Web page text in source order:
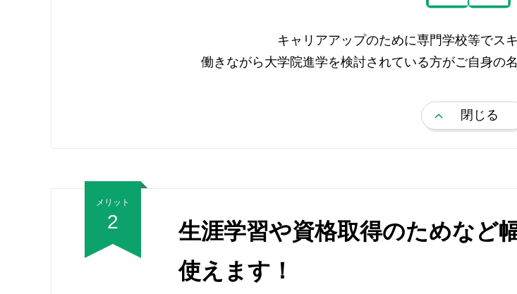
キャリアアップのために専門学校等でス
働きながら大学院進学を検討されている方がご自身の
閉じる
メリット
2
生涯学習や資格取得のためなど
使えます！